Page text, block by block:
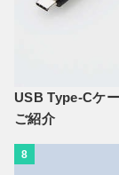
USB Type-Cケ
ご紹介
8